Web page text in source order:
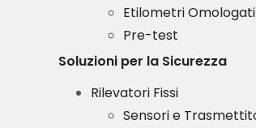
Etilometri Omologati
Pre-test
Soluzioni per la Sicurezza
Rilevatori Fissi
Sensori e